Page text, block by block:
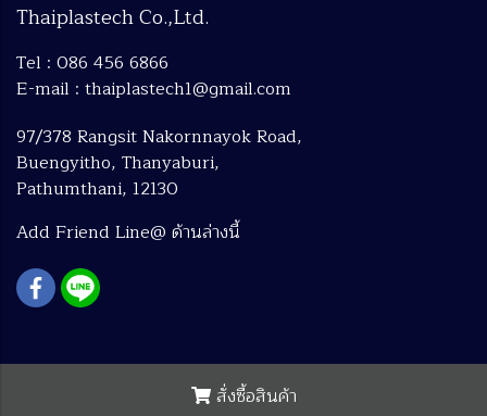
สั่งซื้อสินค้า
Thaiplastech Co.,Ltd.
Tel : 086 456 6866
E-mail : thaiplastech1@gmail.com
97/378 Rangsit Nakornnayok Road,
Buengyitho, Thanyaburi,
Pathumthani, 12130
Add Friend Line@ ด้านล่างนี้
Copyright by makewebeasy.com